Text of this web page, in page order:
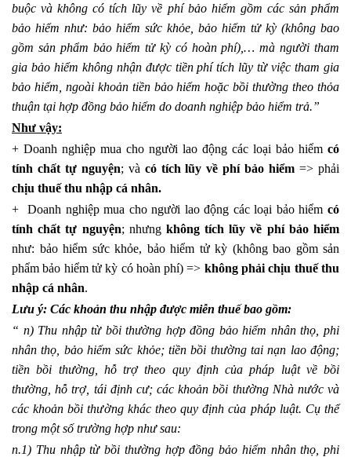
buộc và không có tích lũy về phí bảo hiểm gồm các sản phẩm
bảo hiểm như: bảo hiểm sức khỏe, bảo hiểm tử kỳ (không bao
gồm sản phẩm bảo hiểm tử kỳ có hoàn phí),… mà người tham
gia bảo hiểm không nhận được tiền phí tích lũy từ việc tham gia
bảo hiểm, ngoài khoản tiền bảo hiểm hoặc bồi thường theo thỏa
thuận tại hợp đồng bảo hiểm do doanh nghiệp bảo hiểm trả.”
Như vậy:
+ Doanh nghiệp mua cho người lao động các loại bảo hiểm có
tính chất tự nguyện; và có tích lũy về phí bảo hiểm => phải
chịu thuế thu nhập cá nhân.
+ Doanh nghiệp mua cho người lao động các loại bảo hiểm có
tính chất tự nguyện; nhưng không tích lũy về phí bảo hiểm
như: bảo hiểm sức khỏe, bảo hiểm tử kỳ (không bao gồm sản
phẩm bảo hiểm tử kỳ có hoàn phí) => không phải chịu thuế thu
nhập cá nhân.
Lưu ý: Các khoản thu nhập được miễn thuế bao gồm:
“ n) Thu nhập từ bồi thường hợp đồng bảo hiểm nhân thọ, phi
nhân thọ, bảo hiểm sức khỏe; tiền bồi thường tai nạn lao động;
tiền bồi thường, hỗ trợ theo quy định của pháp luật về bồi
thường, hỗ trợ, tái định cư; các khoản bồi thường Nhà nước và
các khoản bồi thường khác theo quy định của pháp luật. Cụ thể
trong một số trường hợp như sau:
n.1) Thu nhập từ bồi thường hợp đồng bảo hiểm nhân thọ, phi